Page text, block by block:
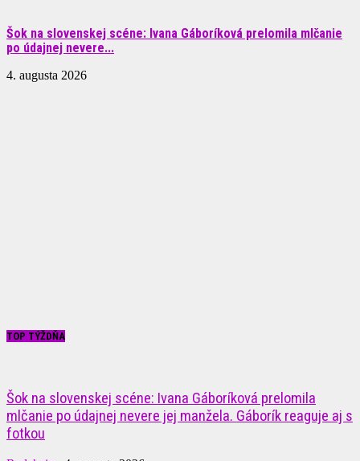
Šok na slovenskej scéne: Ivana Gáboríková prelomila mlčanie
po údajnej nevere...
4. augusta 2026
TOP TÝŽDŇA
Šok na slovenskej scéne: Ivana Gáboríková prelomila
mlčanie po údajnej nevere jej manžela. Gáborík reaguje aj s
fotkou